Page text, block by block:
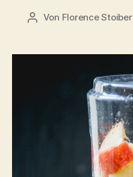
Beitragsautor
Von Florence Stoiber